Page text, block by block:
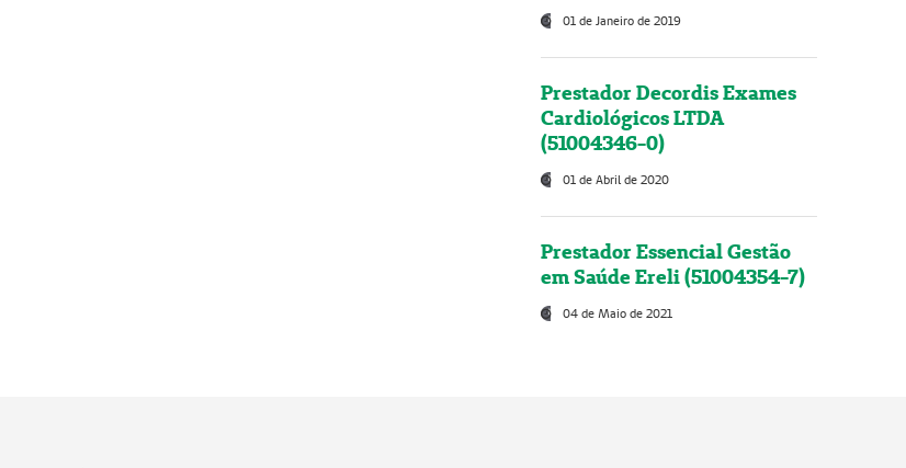
01 de Janeiro de 2019
Prestador Decordis Exames
Cardiológicos LTDA
(51004346-0)
01 de Abril de 2020
Prestador Essencial Gestão
em Saúde Ereli (51004354-7)
04 de Maio de 2021